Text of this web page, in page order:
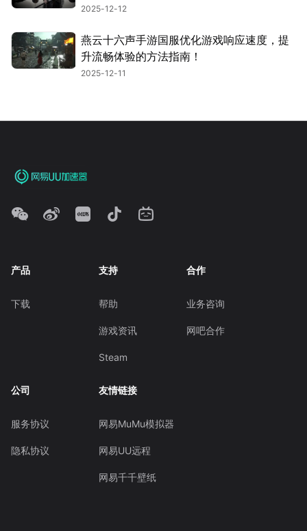
2025-12-12
燕云十六声手游国服优化游戏响应速度，提
升流畅体验的方法指南！
2025-12-11
产品
下载
支持
帮助
游戏资讯
Steam
合作
业务咨询
网吧合作
公司
服务协议
隐私协议
友情链接
网易MuMu模拟器
网易UU远程
网易千千壁纸